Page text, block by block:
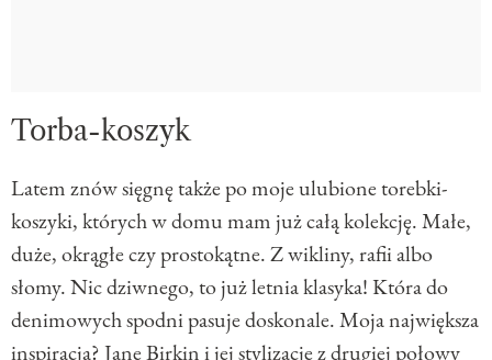
Torba-koszyk
Latem znów sięgnę także po moje ulubione torebki-
koszyki, których w domu mam już całą kolekcję. Małe,
duże, okrągłe czy prostokątne. Z wikliny, rafii albo
słomy. Nic dziwnego, to już letnia klasyka! Która do
denimowych spodni pasuje doskonale. Moja największa
inspiracja? Jane Birkin i jej stylizacje z drugiej połowy